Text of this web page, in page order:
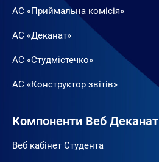
АС «Приймальна комісія»
АС «Деканат»
АС «Студмістечко»
АС «Конструктор звітів»
Компоненти Веб Деканат
Веб кабінет Студента